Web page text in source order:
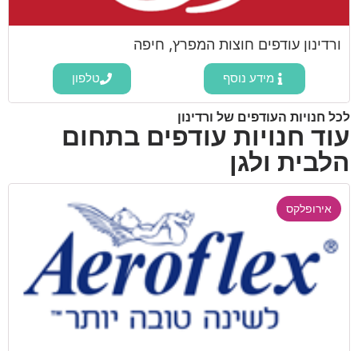
ורדינון עודפים חוצות המפרץ, חיפה
מידע נוסף טלפון
לכל חנויות העודפים של ורדינון
עוד חנויות עודפים בתחום
הלבית ולגן
אירופלקס